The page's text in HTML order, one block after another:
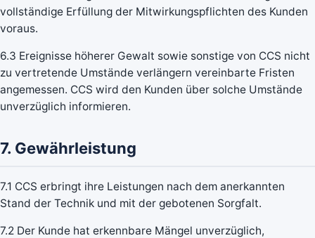
vollständige Erfüllung der Mitwirkungspflichten des Kunden
voraus.
6.3 Ereignisse höherer Gewalt sowie sonstige von CCS nicht
zu vertretende Umstände verlängern vereinbarte Fristen
angemessen. CCS wird den Kunden über solche Umstände
unverzüglich informieren.
7. Gewährleistung
7.1 CCS erbringt ihre Leistungen nach dem anerkannten
Stand der Technik und mit der gebotenen Sorgfalt.
7.2 Der Kunde hat erkennbare Mängel unverzüglich,